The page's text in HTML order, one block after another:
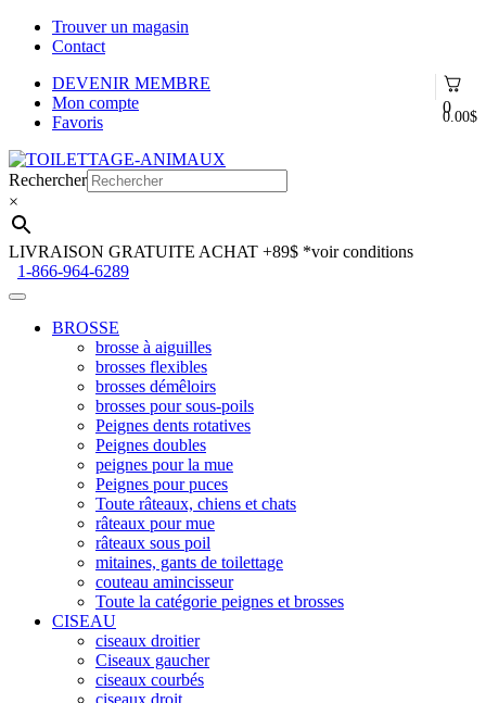
Trouver un magasin
Contact
0
0.00$
DEVENIR MEMBRE
Mon compte
Favoris
Aller
à
la
navigation
Aller
au
contenu
Rechercher
×
LIVRAISON GRATUITE ACHAT +89$ *voir conditions
1-866-964-6289
BROSSE
brosse à aiguilles
brosses flexibles
brosses démêloirs
brosses pour sous-poils
Peignes dents rotatives
Peignes doubles
peignes pour la mue
Peignes pour puces
Toute râteaux, chiens et chats
râteaux pour mue
râteaux sous poil
mitaines, gants de toilettage
couteau amincisseur
Toute la catégorie peignes et brosses
CISEAU
ciseaux droitier
Ciseaux gaucher
ciseaux courbés
ciseaux droit